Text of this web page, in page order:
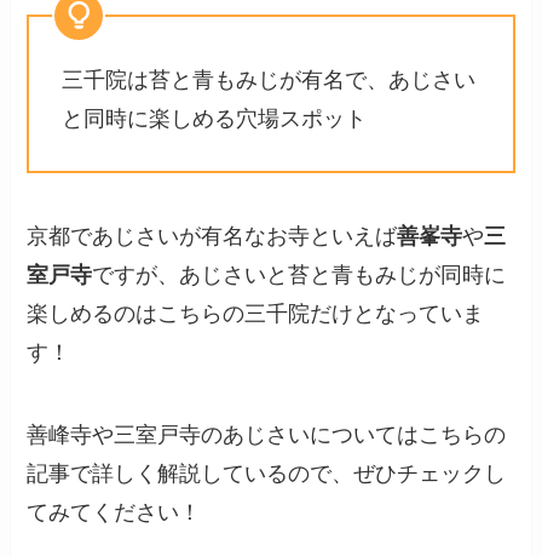
三千院は苔と青もみじが有名で、あじさい
と同時に楽しめる穴場スポット
京都であじさいが有名なお寺といえば善峯寺や三
室戸寺ですが、あじさいと苔と青もみじが同時に
楽しめるのはこちらの三千院だけとなっていま
す！
善峰寺や三室戸寺のあじさいについてはこちらの
記事で詳しく解説しているので、ぜひチェックし
てみてください！